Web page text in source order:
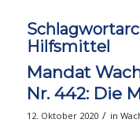
Hilfsmittel
Mandat
Nr. 442: Die
12. Oktober 2020 / in